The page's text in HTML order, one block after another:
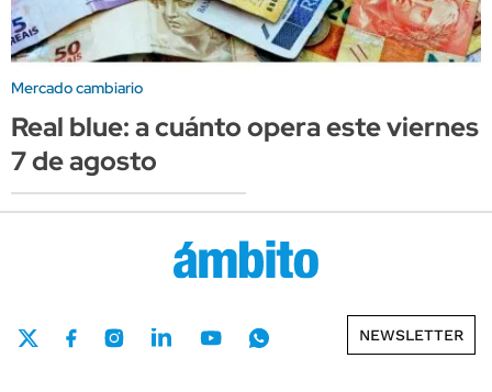
Mercado cambiario
Real blue: a cuánto opera este viernes
7 de agosto
NEWSLETTER